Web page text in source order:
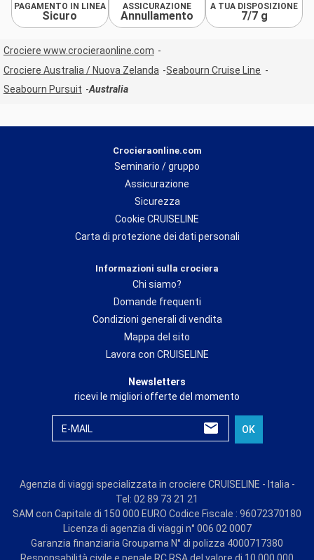
PAGAMENTO IN LINEA
Sicuro
ASSICURAZIONE
Annullamento
A TUA DISPOSIZIONE
7/7 g
Crociere www.crocieraonline.com
Crociere Australia / Nuova Zelanda
Seabourn Cruise Line
Seabourn Pursuit
Australia
Crocieraonline.com
Seminario / gruppo
Assicurazione
Sicurezza
Cookie CRUISELINE
Carta di protezione dei dati personali
Informazioni sulla crociera
Chi siamo?
Domande frequenti
Condizioni generali di vendita
Mappa del sito
Lavora con CRUISELINE
Newsletters
ricevi le migliori offerte del momento
E-MAIL OK
Agenzia di viaggi specializzata in crociere CRUISELINE - Italia -
Tel: 02 89 73 21 21
SAM con Capitale di 150 000 EURO Codice Fiscale : 96072370180
Licenza di agenzia di viaggi n° 006 02 0007
Garanzia finanziaria Groupama N° di polizza 4000717380